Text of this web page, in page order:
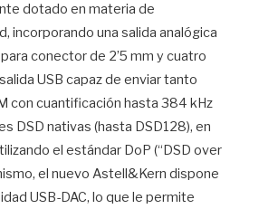
dotado en materia de
incorporando una salida analógica
conector de 2’5 mm y cuatro
USB capaz de enviar tanto
con cuantificación hasta 384 kHz
DSD nativas (hasta DSD128), en
el estándar DoP (“DSD over
el nuevo Astell&Kern dispone
USB-DAC, lo que le permite